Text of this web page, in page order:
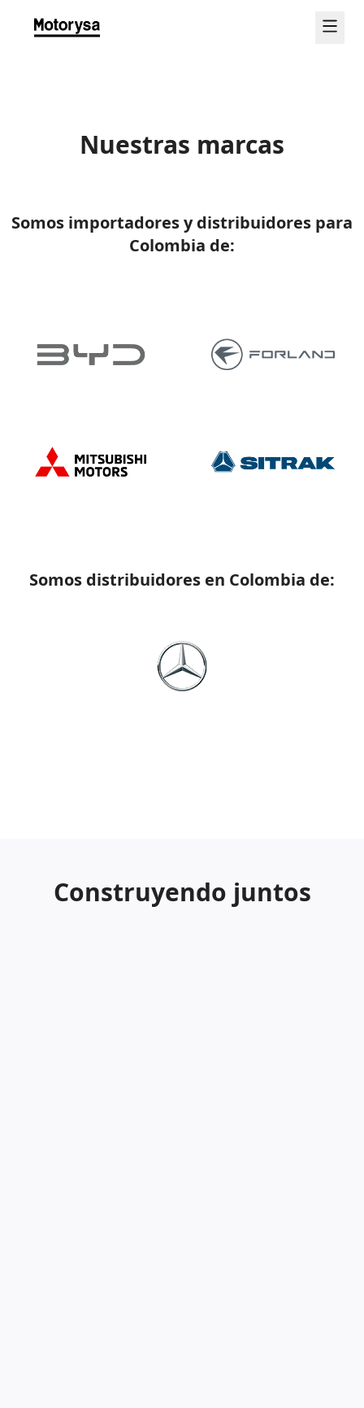
Nuestras marcas
Somos importadores y distribuidores para
Colombia de:
Somos distribuidores en Colombia de:
Construyendo juntos